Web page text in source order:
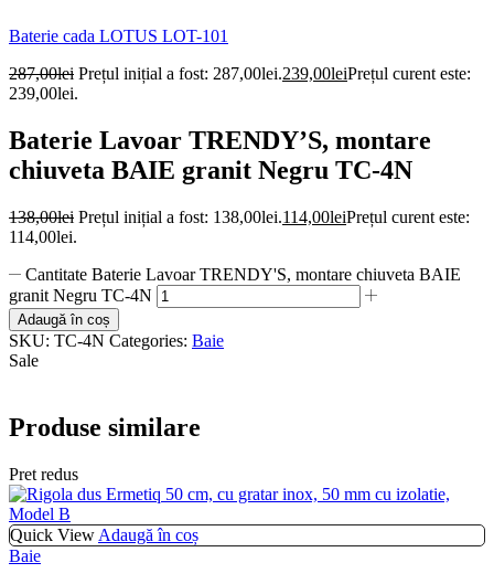
Baterie cada LOTUS LOT-101
287,00lei Prețul inițial a fost: 287,00lei.239,00leiPrețul curent este:
239,00lei.
Baterie Lavoar TRENDY’S, montare
chiuveta BAIE granit Negru TC-4N
138,00lei Prețul inițial a fost: 138,00lei.114,00leiPrețul curent este:
114,00lei.
Cantitate Baterie Lavoar TRENDY'S, montare chiuveta BAIE
granit Negru TC-4N
Adaugă în coș
SKU: TC-4N Categories: Baie
Sale
Produse similare
Pret redus
Quick View Adaugă în coș
Baie